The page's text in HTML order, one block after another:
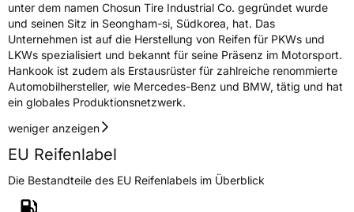
EPREL ID1293254
Allgemeine Produktsicherheit (GPSR)
HerstellerkontaktHankook Tire Europe GmbH, Siemensstr. 14
D-63263 Neu-Isenburg Deutschland,
unter dem namen Chosun Tire Industrial Co. gegründet wurde
und seinen Sitz in Seongham-si, Südkorea, hat. Das
Unternehmen ist auf die Herstellung von Reifen für PKWs und
LKWs spezialisiert und bekannt für seine Präsenz im Motorsport.
Hankook ist zudem als Erstausrüster für zahlreiche renommierte
Automobilhersteller, wie Mercedes-Benz und BMW, tätig und hat
ein globales Produktionsnetzwerk.
weniger anzeigen
EU Reifenlabel
Die Bestandteile des EU Reifenlabels im Überblick